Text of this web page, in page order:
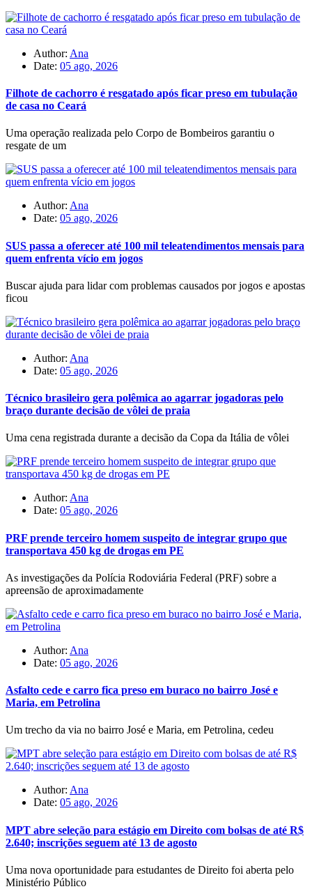
Author: Ana
Date: 05 ago, 2026
Filhote de cachorro é resgatado após ficar preso em tubulação
de casa no Ceará
Uma operação realizada pelo Corpo de Bombeiros garantiu o
resgate de um
Author: Ana
Date: 05 ago, 2026
SUS passa a oferecer até 100 mil teleatendimentos mensais para
quem enfrenta vício em jogos
Buscar ajuda para lidar com problemas causados por jogos e apostas
ficou
Author: Ana
Date: 05 ago, 2026
Técnico brasileiro gera polêmica ao agarrar jogadoras pelo
braço durante decisão de vôlei de praia
Uma cena registrada durante a decisão da Copa da Itália de vôlei
Author: Ana
Date: 05 ago, 2026
PRF prende terceiro homem suspeito de integrar grupo que
transportava 450 kg de drogas em PE
As investigações da Polícia Rodoviária Federal (PRF) sobre a
apreensão de aproximadamente
Author: Ana
Date: 05 ago, 2026
Asfalto cede e carro fica preso em buraco no bairro José e
Maria, em Petrolina
Um trecho da via no bairro José e Maria, em Petrolina, cedeu
Author: Ana
Date: 05 ago, 2026
MPT abre seleção para estágio em Direito com bolsas de até R$
2.640; inscrições seguem até 13 de agosto
Uma nova oportunidade para estudantes de Direito foi aberta pelo
Ministério Público